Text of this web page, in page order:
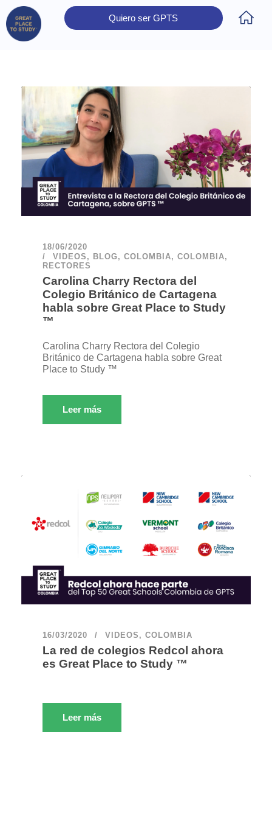
Quiero ser GPTS
18/06/2020
VIDEOS , BLOG, COLOMBIA, COLOMBIA,
RECTORES
Carolina Charry Rectora del
Colegio Británico de Cartagena
habla sobre Great Place to Study
™
Carolina Charry Rectora del Colegio
Británico de Cartagena habla sobre Great
Place to Study ™
Leer más
16/03/2020 VIDEOS , COLOMBIA
La red de colegios Redcol ahora
es Great Place to Study ™
Leer más